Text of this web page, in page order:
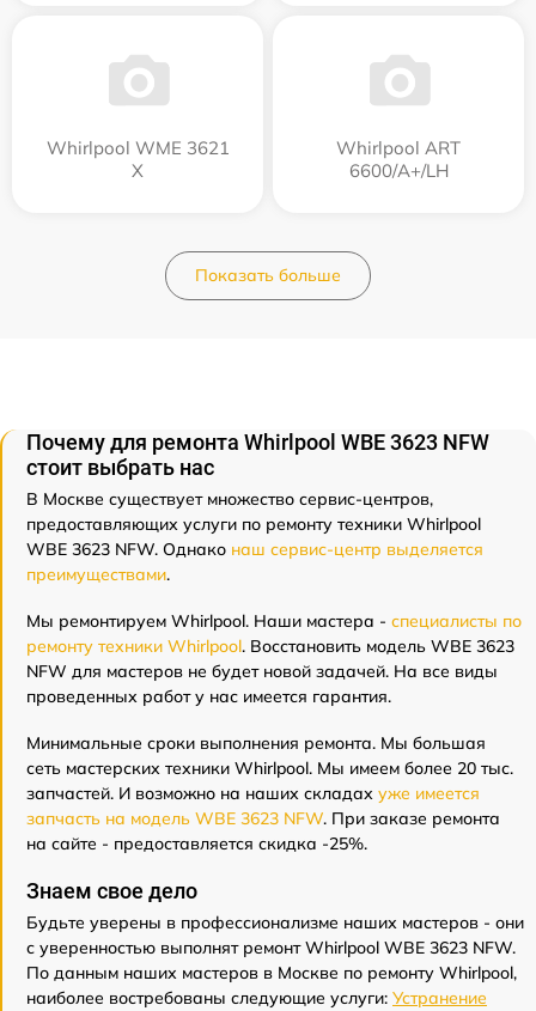
Whirlpool WME 3621
X
Whirlpool ART
6600/A+/LH
Показать больше
Почему для ремонта Whirlpool WBE 3623 NFW
стоит выбрать нас
В Москве существует множество сервис-центров,
предоставляющих услуги по ремонту техники Whirlpool
WBE 3623 NFW. Однако наш сервис-центр выделяется
преимуществами.
Мы ремонтируем Whirlpool. Наши мастера - специалисты по
ремонту техники Whirlpool. Восстановить модель WBE 3623
NFW для мастеров не будет новой задачей. На все виды
проведенных работ у нас имеется гарантия.
Минимальные сроки выполнения ремонта. Мы большая
сеть мастерских техники Whirlpool. Мы имеем более 20 тыс.
запчастей. И возможно на наших складах уже имеется
запчасть на модель WBE 3623 NFW. При заказе ремонта
на сайте - предоставляется скидка -25%.
Знаем свое дело
Будьте уверены в профессионализме наших мастеров - они
с уверенностью выполнят ремонт Whirlpool WBE 3623 NFW.
По данным наших мастеров в Москве по ремонту Whirlpool,
наиболее востребованы следующие услуги: Устранение